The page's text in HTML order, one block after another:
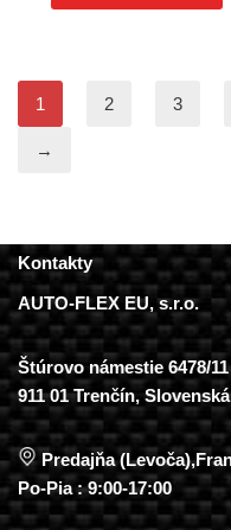
1 2 3
→
Kontakty
AUTO-FLEX EU, s.r.o.
Štúrovo námestie 6478/11
911 01 Trenčín,
Predajňa
Po-Pia : 9:00-17:00